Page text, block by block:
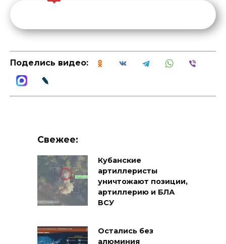
Поделись видео:
Свежее:
Кубанские
артиллеристы
уничтожают позиции,
артиллерию и БЛА
ВСУ
Остались без
алюминия